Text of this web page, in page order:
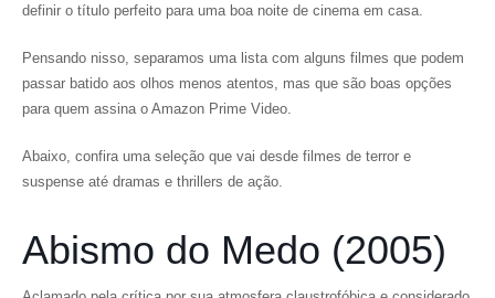
definir o título perfeito para uma boa noite de cinema em casa.
Pensando nisso, separamos uma lista com alguns filmes que podem
passar batido aos olhos menos atentos, mas que são boas opções
para quem assina o Amazon Prime Video.
Abaixo, confira uma seleção que vai desde filmes de terror e
suspense até dramas e thrillers de ação.
Abismo do Medo (2005)